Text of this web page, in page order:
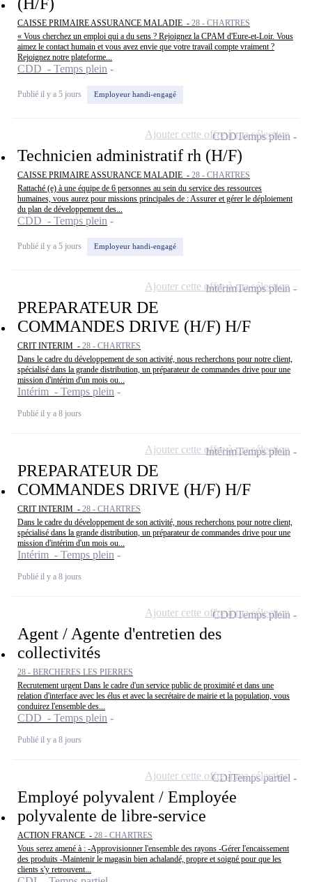
CAISSE PRIMAIRE ASSURANCE MALADIE - 28 - CHARTRES
« Vous cherchez un emploi qui a du sens ? Rejoignez la CPAM d'Eure-et-Loir. Vous
aimez le contact humain et vous avez envie que votre travail compte vraiment ?
Rejoignez notre plateforme...
CDD - Temps plein
Publié il y a 5 jours Employeur handi-engagé
Technicien administratif rh (H/F)
CAISSE PRIMAIRE ASSURANCE MALADIE - 28 - CHARTRES
Rattaché (e) à une équipe de 6 personnes au sein du service des ressources
humaines, vous aurez pour missions principales de : Assurer et gérer le déploiement
du plan de développement des...
CDD - Temps plein
Publié il y a 5 jours Employeur handi-engagé
CDDTemps plein
Ajouter cette offre à ma sélection
PREPARATEUR DE
COMMANDES DRIVE (H/F) H/F
CRIT INTERIM - 28 - CHARTRES
Dans le cadre du développement de son activité, nous recherchons pour notre client,
spécialisé dans la grande distribution, un préparateur de commandes drive pour une
mission d'intérim d'un mois ou...
Intérim - Temps plein
Publié il y a 8 jours
IntérimTemps plein
Ajouter cette offre à ma sélection
PREPARATEUR DE
COMMANDES DRIVE (H/F) H/F
CRIT INTERIM - 28 - CHARTRES
Dans le cadre du développement de son activité, nous recherchons pour notre client,
spécialisé dans la grande distribution, un préparateur de commandes drive pour une
mission d'intérim d'un mois ou...
Intérim - Temps plein
Publié il y a 8 jours
IntérimTemps plein
Ajouter cette offre à ma sélection
Agent / Agente d'entretien des
collectivités
28 - BERCHERES LES PIERRES
Recrutement urgent Dans le cadre d'un service public de proximité et dans une
relation d'interface avec les élus et avec la secrétaire de mairie et la population, vous
conduirez l'ensemble des...
CDD - Temps plein
Publié il y a 8 jours
CDDTemps plein
Ajouter cette offre à ma sélection
Employé polyvalent / Employée
polyvalente de libre-service
ACTION FRANCE - 28 - CHARTRES
Vous serez amené à : -Approvisionner l'ensemble des rayons -Gérer l'encaissement
des produits -Maintenir le magasin bien achalandé, propre et soigné pour que les
clients s'y retrouvent...
CDITemps partiel
Ajouter cette offre à ma sélection